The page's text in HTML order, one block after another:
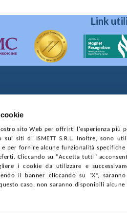
sito Web per offrirti l'esperienza più
siti di ISMETT S.R.L. Inoltre, sono
e per fornire alcune funzionalità
Cliccando su "Accetta tutti"
i cookie da utilizzare e
il banner cliccando su “X”,
caso, non saranno disponibili alcune
utilizzati i suoi dati nonché
Link utili
di Palermo
PRIVACYCOOKIE